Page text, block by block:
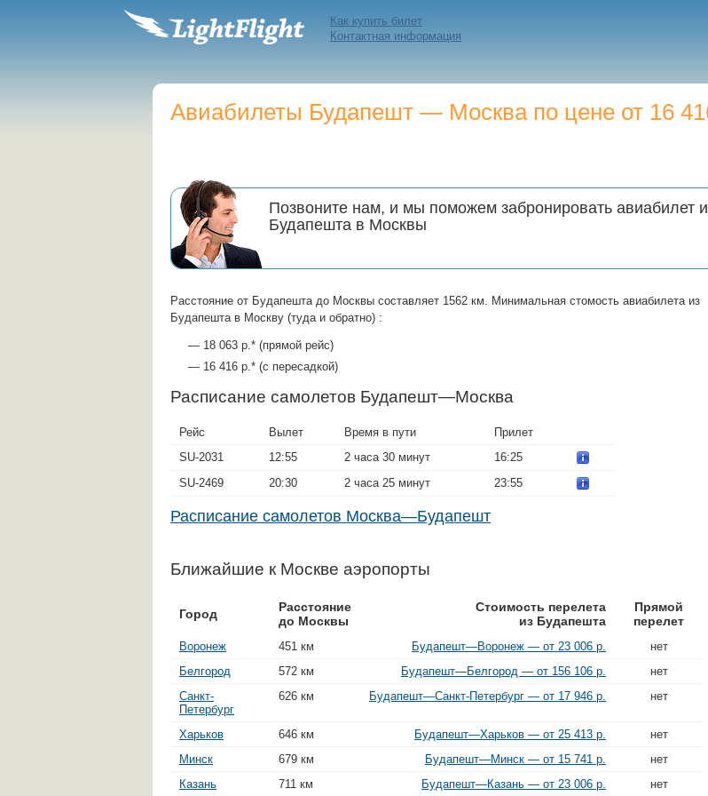
Как купить билет
Контактная информация
Авиабилеты Будапешт — Москва по цене от 16
Позвоните нам, и мы поможем забронировать авиабилет
Будапешта в Москвы
Расстояние от Будапешта до Москвы составляет 1562 км. Минимальная стомость авиабилета из
Будапешта в Москву (туда и обратно) :
— 18 063 р.* (прямой рейс)
— 16 416 р.* (с пересадкой)
Расписание самолетов Будапешт—Москва
Рейс Вылет Время в пути
Прилет
SU-2031
12:55 2 часа 30 минут
16:25
SU-2469
20:30 2 часа 25 минут 23:55
Расписание самолетов Москва—Будапешт
Ближайшие к Москве аэропорты
Город
Расстояние
до Москвы
Стоимость перелета
из Будапешта
Прямой
перелет
Воронеж 451 км Будапешт—Воронеж — от 23 006 р.
нет
Белгород
572 км Будапешт—Белгород — от 156 106 р.
нет
Санкт-
Петербург
626 км Будапешт—Санкт-Петербург — от 17 946 р. нет
Харьков 646 км Будапешт—Харьков — от 25 413 р.
нет
Минск
679 км Будапешт—Минск — от 15 741 р.
нет
Казань
711 км Будапешт—Казань — от 23 006 р.
нет